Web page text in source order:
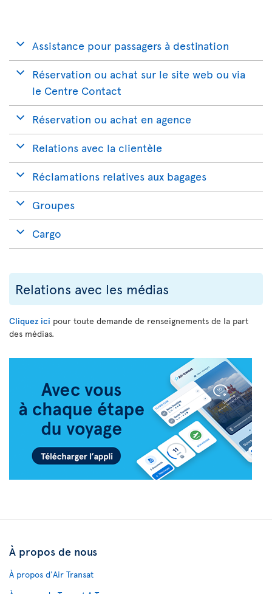
Assistance pour passagers à destination
Réservation ou achat sur le site web ou via
le Centre Contact
Réservation ou achat en agence
Relations avec la clientèle
Réclamations relatives aux bagages
Groupes
Cargo
Relations avec les médias
Cliquez ici pour toute demande de renseignements de la part
des médias.
À propos de nous
À propos d'Air Transat